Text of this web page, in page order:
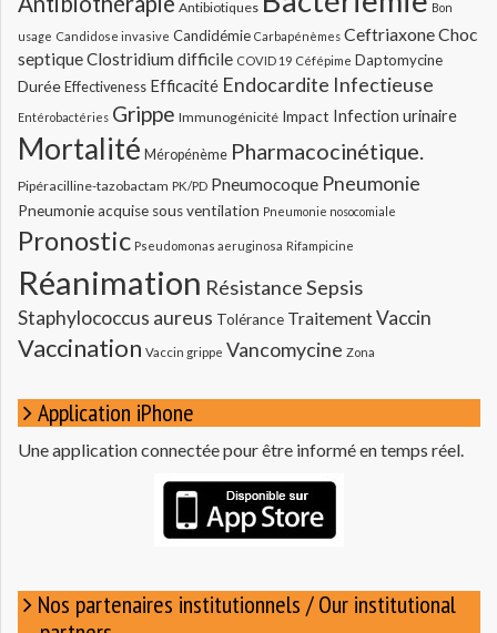
Antibiotiques
Bon
usage Candidose invasive Candidémie Carbapénèmes CeftriaxoneChoc
septiqueClostridium difficile COVID 19 Céfépime Daptomycine
Durée Effectiveness Efficacité Endocardite Infectieuse
Entérobactéries Grippe Immunogénicité Impact Infection urinaire
Mortalité Méropénème Pharmacocinétique.
Pipéracilline-tazobactam PK/PD Pneumocoque Pneumonie
Pneumonie acquise sous ventilation Pneumonie nosocomiale
Pronostic Pseudomonas aeruginosa Rifampicine
Réanimation RésistanceSepsis
Staphylococcus aureus Tolérance TraitementVaccin
Vaccination Vaccin grippe Vancomycine Zona
Application iPhone
Une application connectée pour être informé en temps réel.
Nos partenaires institutionnels / Our institutional